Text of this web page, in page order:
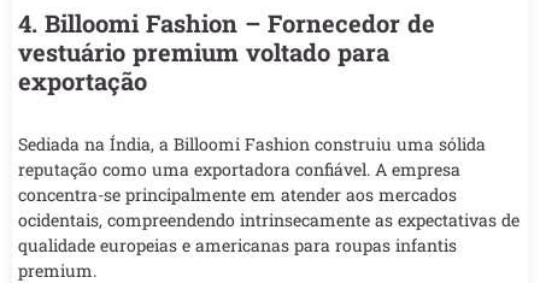
4. Billoomi Fashion – Fornecedor de
vestuário premium voltado para
exportação
Sediada na Índia, a Billoomi Fashion construiu uma sólida
reputação como uma exportadora confiável. A empresa
concentra-se principalmente em atender aos mercados
ocidentais, compreendendo intrinsecamente as expectativas de
qualidade europeias e americanas para roupas infantis
premium.